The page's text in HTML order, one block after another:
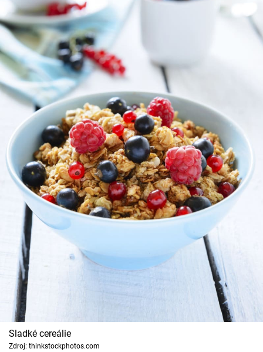
Sladké cereálie
Zdroj: thinkstockphotos.com